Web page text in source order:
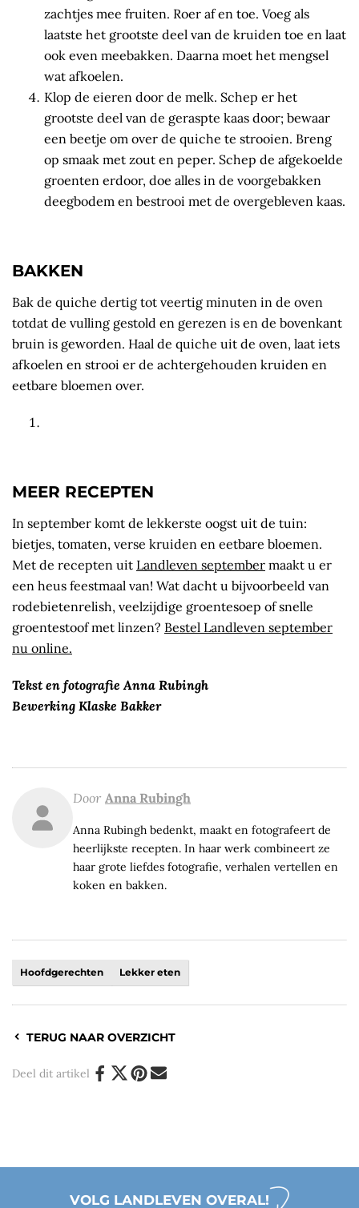
zachtjes mee fruiten. Roer af en toe. Voeg als
laatste het grootste deel van de kruiden toe en laat
ook even meebakken. Daarna moet het mengsel
wat afkoelen.
Klop de eieren door de melk. Schep er het
grootste deel van de geraspte kaas door; bewaar
een beetje om over de quiche te strooien. Breng
op smaak met zout en peper. Schep de afgekoelde
groenten erdoor, doe alles in de voorgebakken
deegbodem en bestrooi met de overgebleven kaas.
BAKKEN
Bak de quiche dertig tot veertig minuten in de oven
totdat de vulling gestold en gerezen is en de bovenkant
bruin is geworden. Haal de quiche uit de oven, laat iets
afkoelen en strooi er de achtergehouden kruiden en
eetbare bloemen over.
MEER RECEPTEN
In september komt de lekkerste oogst uit de tuin:
bietjes, tomaten, verse kruiden en eetbare bloemen.
Met de recepten uit Landleven september maakt u er
een heus feestmaal van! Wat dacht u bijvoorbeeld van
rodebietenrelish, veelzijdige groentesoep of snelle
groentestoof met linzen? Bestel Landleven september
nu online.
Tekst en fotografie Anna Rubingh
Bewerking Klaske Bakker
Door Anna Rubingh
Anna Rubingh bedenkt, maakt en fotografeert de
heerlijkste recepten. In haar werk combineert ze
haar grote liefdes fotografie, verhalen vertellen en
koken en bakken.
Hoofdgerechten Lekker eten
TERUG NAAR OVERZICHT
Deel dit artikel
VOLG LANDLEVEN OVERAL!